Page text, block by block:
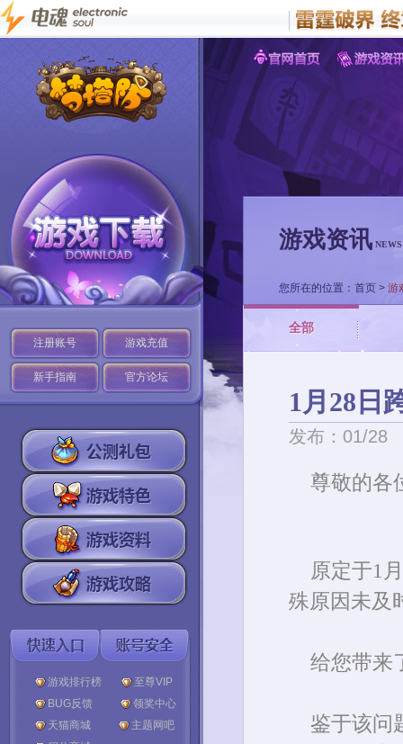
注册账号 游戏充值
新手指南 官方论坛
游戏排行榜
至尊VIP
BUG反馈
领奖中心
天猫商城
主题网吧
游戏资讯 NEWS
您所在的位置： 首页 > 游
全部
1月28日
发布：01/28
尊敬的各
原定于1
殊原因未及
给您带来
鉴于该问